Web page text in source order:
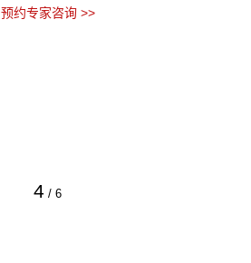
4 / 6
预约专家咨询 >>